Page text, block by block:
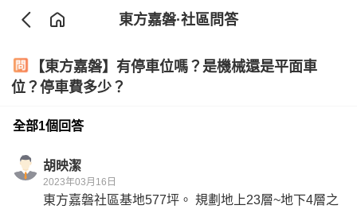
東方嘉磐·社區問答
【東方嘉磐】有停車位嗎？是機械還是平面車
位？停車費多少？
全部1個回答
胡映潔
2023年03月16日
東方嘉磐社區基地577坪。 規劃地上23層~地下4層之